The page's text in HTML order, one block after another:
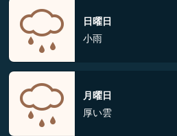
日曜日
小雨
月曜日
厚い雲